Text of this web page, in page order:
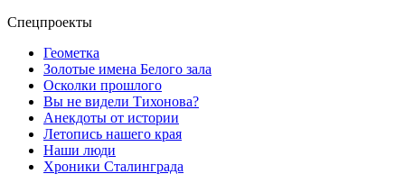
Спецпроекты
Геометка
Золотые имена Белого зала
Осколки прошлого
Вы не видели Тихонова?
Анекдоты от истории
Летопись нашего края
Наши люди
Хроники Сталинграда